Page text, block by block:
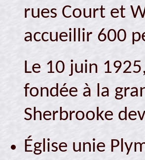
rues Court et
accueillir 600
Le 10 juin
fondée à la
Sherbrooke
Église unie